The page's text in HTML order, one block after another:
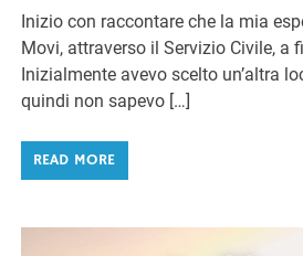
Inizio con raccontare che la mia
Movi, attraverso il Servizio Civile, a
Inizialmente avevo scelto un’altra
quindi non sapevo […]
READ MORE